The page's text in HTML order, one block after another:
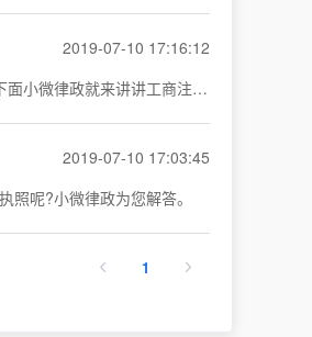
2019-07-10 17:16:12
为了自己觉得能够赚钱的买卖,选择单干是件很幸福的事。但是大家应该明确,光知道做什么事对于创业来说是远远不够的，还要会区分公司的经营范围归属，下面小微律政就来讲讲工商注册经营范围分类问题。
2019-07-10 17:03:45
呢?小微律政为您解答。
1